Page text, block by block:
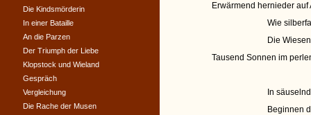
Erwärmend hernieder auf
Wie
Die
Tausend Sonnen im
In
Beginnen
Die Kindsmörderin
In einer Bataille
An die Parzen
Der Triumph der Liebe
Klopstock und Wieland
Gespräch
Vergleichung
Die Rache der Musen